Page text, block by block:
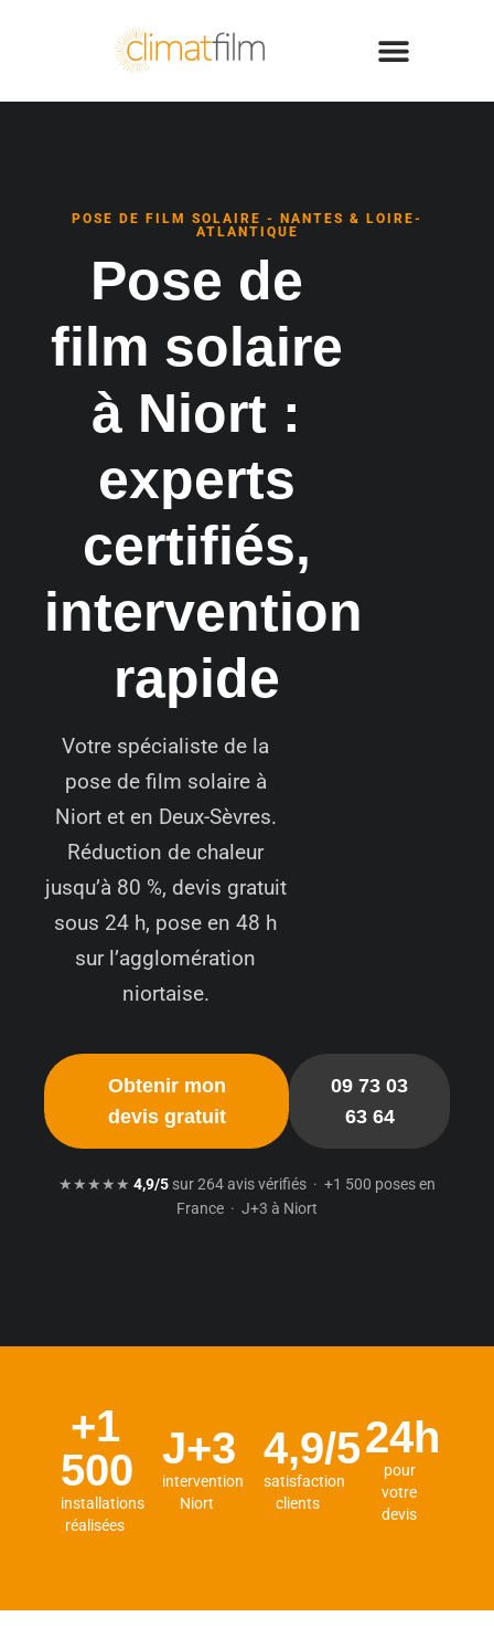
POSE DE FILM SOLAIRE - NANTES & LOIRE-
ATLANTIQUE
Pose de
film solaire
à Niort :
experts
certifiés,
intervention
rapide
Votre spécialiste de la
pose de film solaire à
Niort et en Deux-Sèvres.
Réduction de chaleur
jusqu’à 80 %, devis gratuit
sous 24 h, pose en 48 h
sur l’agglomération
niortaise.
Obtenir mon
devis gratuit
09 73 03
63 64
★★★★★ 4,9/5 sur 264 avis vérifiés · +1 500 poses en
France · J+3 à Niort
+1
500
installations
réalisées
J+3
intervention
Niort
4,9/5
satisfaction
clients
24h
pour
votre
devis